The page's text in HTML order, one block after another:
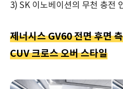
3) SK 이노베이션의 무천 충전
제너시스 GV60 전면 후면
CUV 크로스 오버 스타일